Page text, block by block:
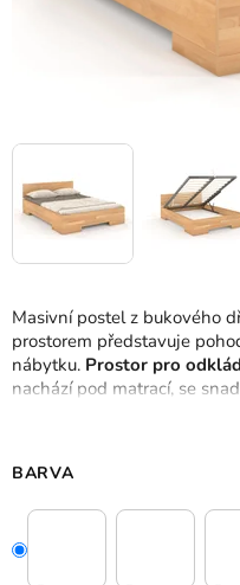
Masivní postel z bukového
prostorem představuje
nábytku. Prostor pro
nachází pod matrací, se
BARVA